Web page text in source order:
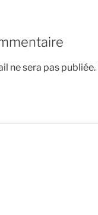
ne sera pas publiée.